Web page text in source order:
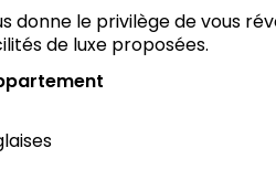
donne le privilège de vous
de luxe proposées.